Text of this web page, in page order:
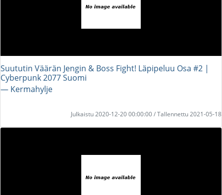
Suututin Väärän Jengin & Boss Fight! Läpipeluu Osa #2 |
Cyberpunk 2077 Suomi
― Kermahylje
Julkaistu 2020-12-20 00:00:00 / Tallennettu 2021-05-18